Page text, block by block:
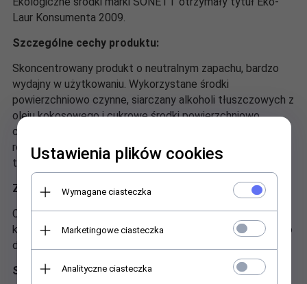
Laur Konsumenta 2009.
Szczególne cechy produktu:
Skoncentrowany produkt o neutralnym zapachu, bardzo
wydajny w użytkowaniu. Wykorzystane środki
powierzchniowo czynne, siarczany alkoholi tłuszczowych z
oleju kokosowego i cukrowe środki powierzchniowo
czynne, należą, podobnie jak mydło, do najlepiej
rozkładalnych w wodzie i są jednocześnie bardzo dobrze
tolerowane przez skórę.
Zakres stosowania:
Czyści i pielęgnuje podłogi, kafelki, umywalki, meble
kuchenne, samochody i okna. Odpowiedni do mycia okien o
dużych powierzchniach.
Sposób użycia / dozowanie:
Ustawienia plików cookies
Wymagane ciasteczka
Marketingowe ciasteczka
Analityczne ciasteczka